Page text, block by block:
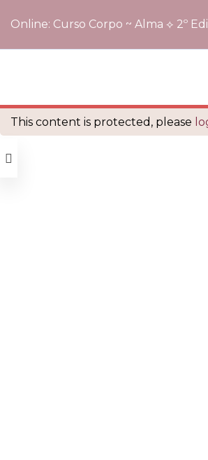
Início Cursos Online: Curso Corpo
Online: Curso Corpo ~ Alma ⟡ 2º
This content is protected, please